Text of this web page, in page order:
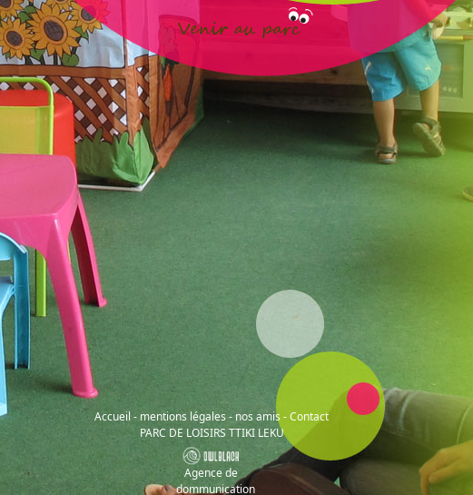
Accueil - mentions légales-nos amis -Contact
PARC DE LOISIRS TTIKI LEKU
Agence de
dommunication